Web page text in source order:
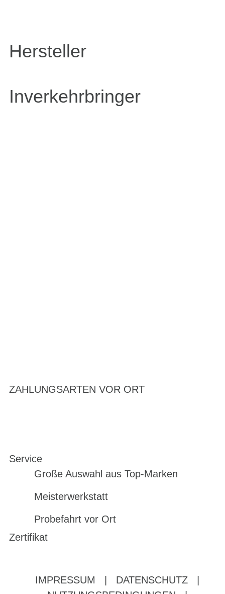
Hersteller
Inverkehrbringer
ZAHLUNGSARTEN VOR ORT
Service
Große Auswahl aus Top-Marken
Meisterwerkstatt
Probefahrt vor Ort
Zertifikat
IMPRESSUM DATENSCHUTZ